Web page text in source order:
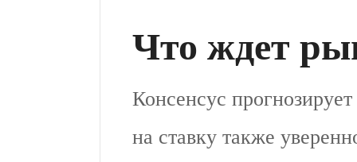
Что ждет
Консенсус
на ставку также